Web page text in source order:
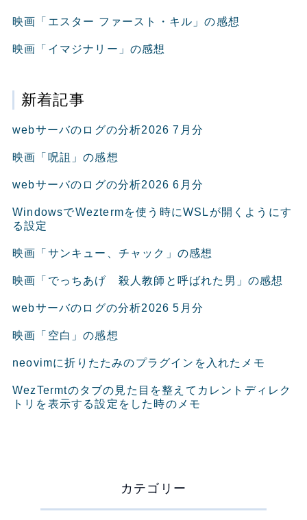
映画「エスター ファースト・キル」の感想
映画「イマジナリー」の感想
新着記事
webサーバのログの分析2026 7月分
映画「呪詛」の感想
webサーバのログの分析2026 6月分
WindowsでWeztermを使う時にWSLが開くようにす
る設定
映画「サンキュー、チャック」の感想
映画「でっちあげ 殺人教師と呼ばれた男」の感想
webサーバのログの分析2026 5月分
映画「空白」の感想
neovimに折りたたみのプラグインを入れたメモ
WezTermtのタブの見た目を整えてカレントディレク
トリを表示する設定をした時のメモ
カテゴリー